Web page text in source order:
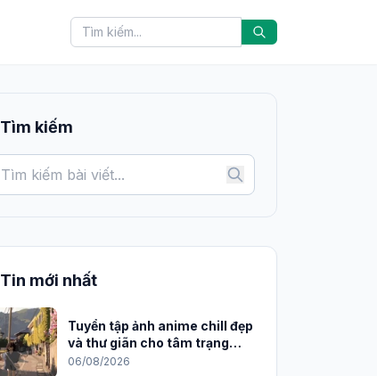
Tìm kiếm
Tin mới nhất
Tuyển tập ảnh anime chill đẹp
và thư giãn cho tâm trạng
2026
06/08/2026